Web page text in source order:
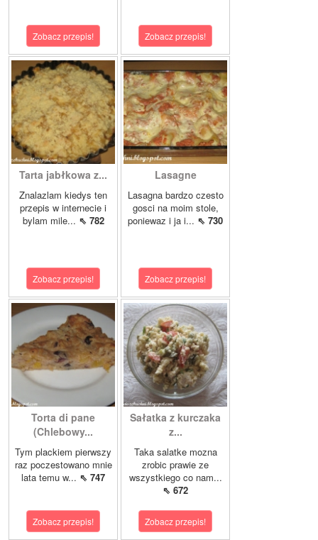
Zobacz przepis! Zobacz przepis!
Tarta jabłkowa z...
Znalazlam kiedys ten
przepis w internecie i
bylam mile... ⇖ 782
Zobacz przepis!
Lasagne
Lasagna bardzo czesto
gosci na moim stole,
poniewaz i ja i... ⇖ 730
Zobacz przepis!
Torta di pane
(Chlebowy...
Tym plackiem pierwszy
raz poczestowano mnie
lata temu w... ⇖ 747
Zobacz przepis!
Sałatka z kurczaka
z...
Taka salatke mozna
zrobic prawie ze
wszystkiego co nam...
⇖ 672
Zobacz przepis!